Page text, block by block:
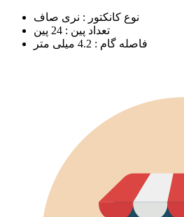
نوع کانکتور : نری صاف
تعداد پین : 24 پین
فاصله گام : 4.2 میلی متر